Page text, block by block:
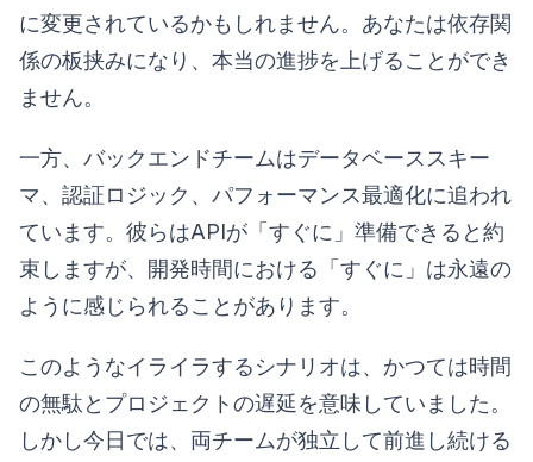
に変更されているかもしれません。あなたは依存関
係の板挟みになり、本当の進捗を上げることができ
ません。
一方、バックエンドチームはデータベーススキー
マ、認証ロジック、パフォーマンス最適化に追われ
ています。彼らはAPIが「すぐに」準備できると約
束しますが、開発時間における「すぐに」は永遠の
ように感じられることがあります。
このようなイライラするシナリオは、かつては時間
の無駄とプロジェクトの遅延を意味していました。
しかし今日では、両チームが独立して前進し続ける